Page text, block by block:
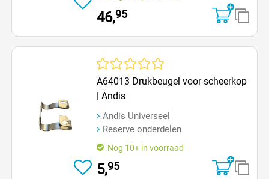
46,95
A64013 Drukbeugel voor scheerkop
| Andis
Andis Universeel
Reserve onderdelen
Nog 10+ in voorraad
5,95